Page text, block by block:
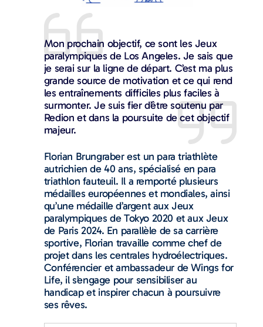
Mon prochain objectif, ce sont les Jeux
paralympiques de Los Angeles. Je sais que
je serai sur la ligne de départ. C’est ma plus
grande source de motivation et ce qui rend
les entraînements difficiles plus faciles à
surmonter. Je suis fier d’être soutenu par
Redion et dans la poursuite de cet objectif
majeur.
Florian Brungraber est un para triathlète
autrichien de 40 ans, spécialisé en para
triathlon fauteuil. Il a remporté plusieurs
médailles européennes et mondiales, ainsi
qu’une médaille d’argent aux Jeux
paralympiques de Tokyo 2020 et aux Jeux
de Paris 2024. En parallèle de sa carrière
sportive, Florian travaille comme chef de
projet dans les centrales hydroélectriques.
Conférencier et ambassadeur de Wings for
Life, il s’engage pour sensibiliser au
handicap et inspirer chacun à poursuivre
ses rêves.